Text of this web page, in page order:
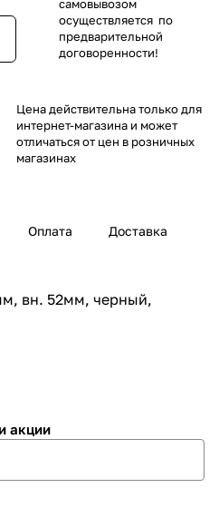
самовывозом
осуществляется по
предварительной
договоренности!
Цена действительна только для
интернет-магазина и может
отличаться от цен в розничных
магазинах
Оплата Доставка
вн. 52мм, черный,
акции